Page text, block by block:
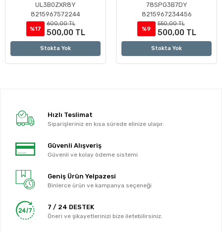
UL3B0ZXR8Y
8215967572244
%17
600,00 TL
500,00 TL
Stokta Yok
78SPG3B7DY
8215967234456
%9
550,00 TL
500,00 TL
Stokta Yok
Hızlı Teslimat
Siparişleriniz en kısa sürede elinize ulaşır.
Güvenli Alışveriş
Güvenli ve kolay ödeme sistemi
Geniş Ürün Yelpazesi
Binlerce ürün ve kampanya seçeneği
7 / 24 DESTEK
Öneri ve şikayetlerinizi bize iletebilirsiniz.